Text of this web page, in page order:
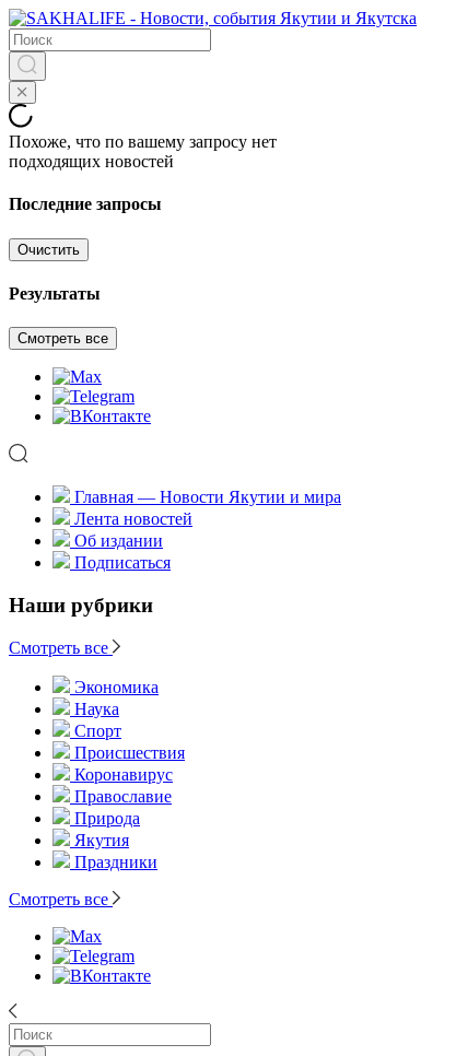
Похоже, что по вашему запросу нет
подходящих новостей
Последние запросы
Очистить
Результаты
Смотреть все
Главная — Новости Якутии и мира
Лента новостей
Об издании
Подписаться
Наши рубрики
Смотреть все
Экономика
Наука
Спорт
Происшествия
Коронавирус
Православие
Природа
Якутия
Праздники
Смотреть все